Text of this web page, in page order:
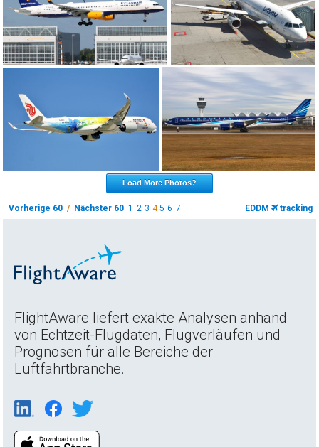
Load More Photos?
Vorherige 60 / Nächster 60 1 2 3 45 6 7 EDDM tracking
FlightAware liefert exakte Analysen anhand
von Echtzeit-Flugdaten, Flugverläufen und
Prognosen für alle Bereiche der
Luftfahrtbranche.